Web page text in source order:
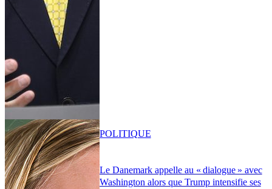
Le Danemark appelle au « dialogue » avec
Washington alors que Trump intensifie ses
POLITIQUE